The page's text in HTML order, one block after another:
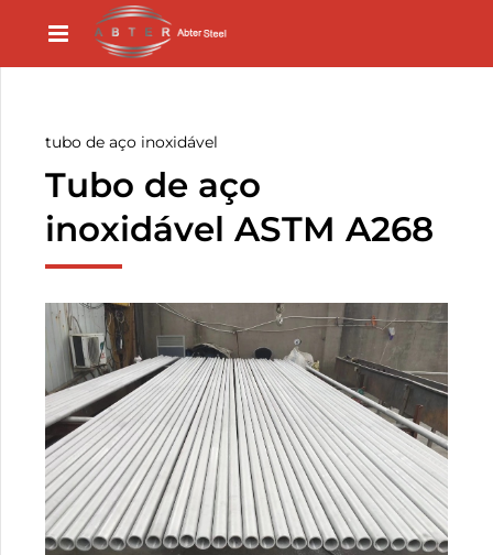
tubo de aço inoxidável
Tubo de aço
inoxidável ASTM A268